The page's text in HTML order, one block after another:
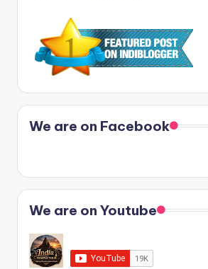
We are on Facebook
We are on Youtube